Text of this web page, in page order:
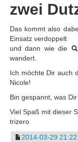
zwei
Das kommt also
Einsatz verdoppelt
und dann wie die
wandert.
Ich möchte Dir auch
Nicole!
Bin gespannt, was
Viel Spaß mit dieser
trizero
2014-03-29